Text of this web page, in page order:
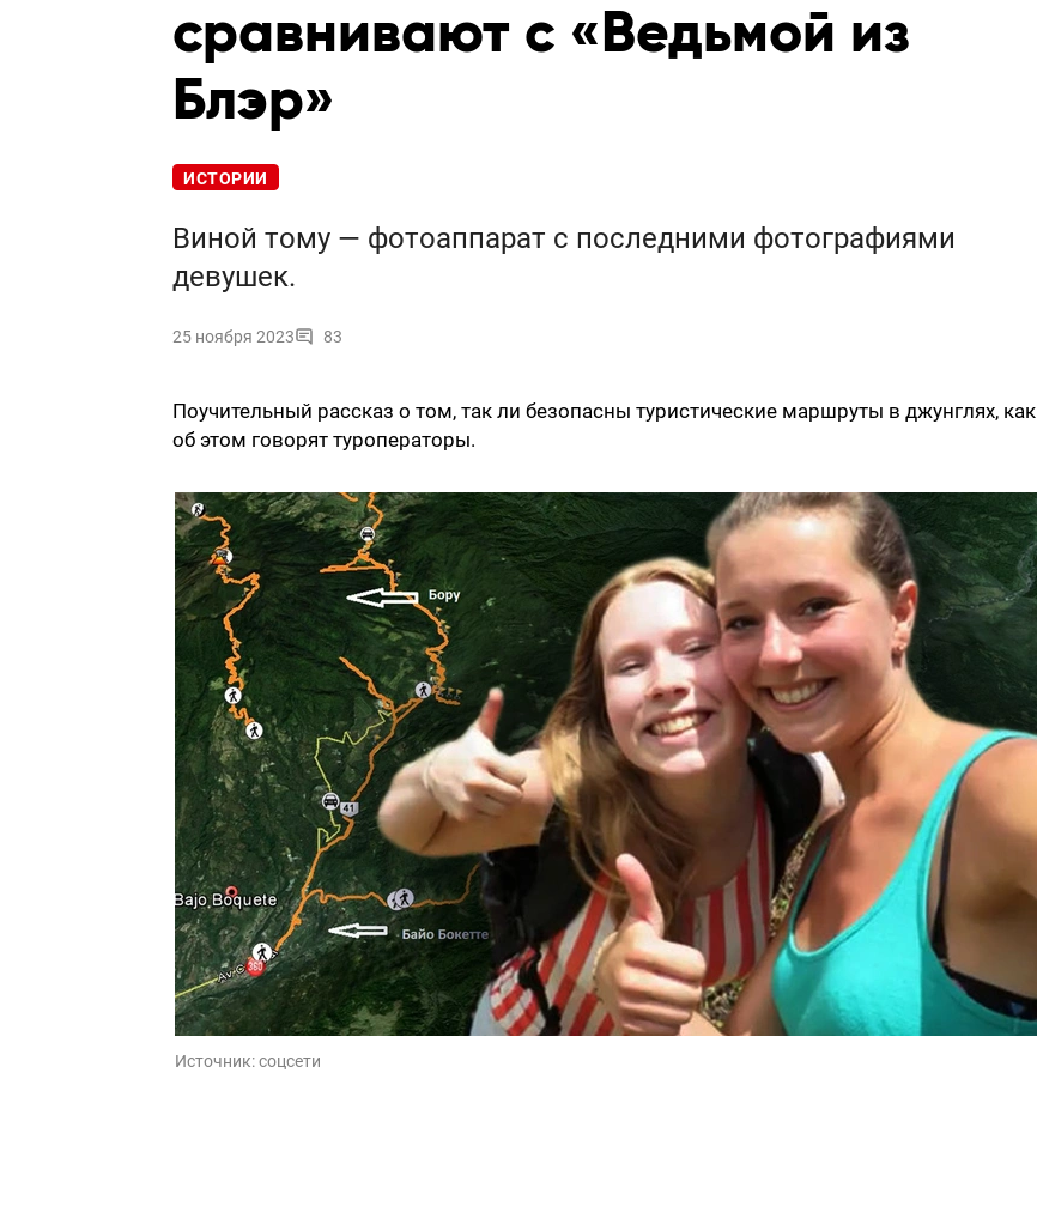
сравнивают с «Ведьмой из
Блэр»
ИСТОРИИ
Виной тому — фотоаппарат с последними фотографиями
девушек.
25 ноября 2023 83
Поучительный рассказ о том, так ли безопасны туристические маршруты в джунглях, как
об этом говорят туроператоры.
Источник:соцсети